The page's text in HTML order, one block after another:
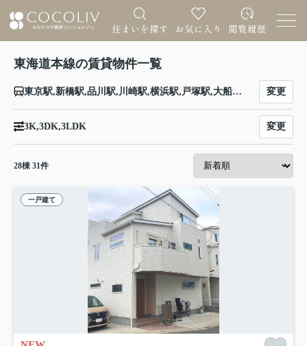
東海道本線の賃貸物件一覧
東京駅,新橋駅,品川駅,川崎駅,横浜駅,戸塚駅,大船駅,藤沢駅,辻堂駅,茅ケ崎駅,平塚駅,大磯駅,二宮駅,国府津駅,鴨宮駅,小田原駅,早川駅,根府川駅,真鶴駅,湯河原駅,熱海駅,函南駅,三島駅,沼津駅,片浜駅,原駅,東田子の浦駅,吉原駅,富士駅,富士川駅,新蒲原駅,蒲原駅,由比駅,興津駅,清水駅,草薙駅,東静岡駅,静岡駅,安倍川駅,用宗駅,焼津駅,西焼津駅,藤枝駅,六合駅,島田駅,金谷駅,菊川駅,掛川駅,愛野駅,袋井駅,御厨駅,磐田駅,豊田町駅,天竜川駅,浜松駅,高塚駅,舞阪駅,弁天島駅,新居町駅,鷲津駅,新所原駅,二川駅,豊橋駅,西小坂井駅,愛知御津駅,三河大塚駅,三河三谷駅,蒲郡駅,三河塩津駅,三ケ根駅,幸田駅,相見駅,岡崎駅,西岡崎駅,安城駅,三河安城駅,東刈谷駅,野田新町駅,刈谷駅,逢妻駅,大府駅,共和駅,南大高駅,大高駅,笠寺駅,熱田駅,金山駅,尾頭橋駅,名古屋駅,枇杷島駅,清洲駅,稲沢駅,尾張一宮駅,木曽川駅,岐阜駅,西岐阜駅,穂積駅,大垣駅,荒尾駅,美濃赤坂駅,垂井駅,関ケ原駅,柏原駅,近江長岡駅,醒ケ井駅,米原駅,彦根駅,南彦根駅,河瀬駅,稲枝駅,能登川駅,安土駅,近江八幡駅,篠原駅,野洲駅,守山駅,栗東駅,草津駅,南草津駅,瀬田駅,石山駅,膳所駅,大津駅,山科駅,京都駅,西大路駅,桂川駅,向日町駅,長岡京駅,山崎駅,島本駅,高槻駅,摂津富田駅,ＪＲ総持寺駅,茨木駅,千里丘駅,岸辺駅,吹田駅,東淀川駅,新大阪駅,大阪駅,塚本駅,尼崎駅,立花駅,甲子園口駅,西宮駅,さくら夙川駅,芦屋駅,甲南山手駅,摂津本山駅,住吉駅,六甲道駅,摩耶駅,灘駅,三ノ宮駅,元町駅,神戸駅 変更
3K,3DK,3LDK 変更
28棟 31件
一戸建て